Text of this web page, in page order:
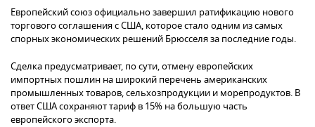
Европейский союз официально завершил ратификацию нового
торгового соглашения с США, которое стало одним из самых
спорных экономических решений Брюсселя за последние годы.
Сделка предусматривает, по сути, отмену европейских
импортных пошлин на широкий перечень американских
промышленных товаров, сельхозпродукции и морепродуктов. В
ответ США сохраняют тариф в 15% на большую часть
европейского экспорта.